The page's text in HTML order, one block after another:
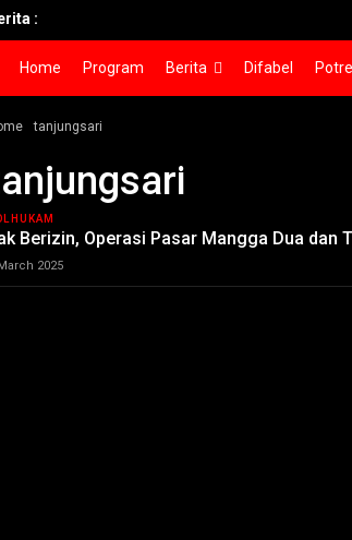
:
Home Program Berita Difabel
tanjungsari
Berizin, Operasi Pasar Mangga Dua dan
2025